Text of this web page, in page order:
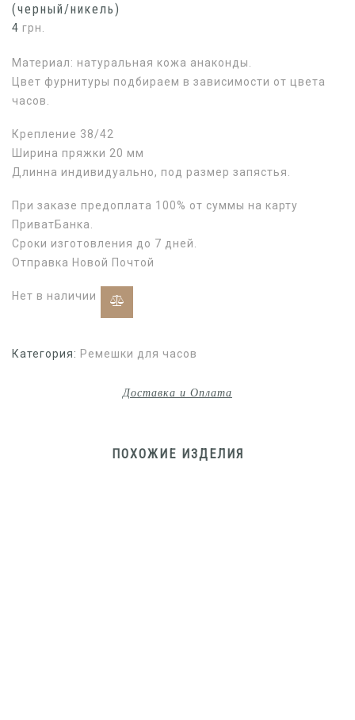
(черный/никель)
4 грн.
Материал: натуральная кожа анаконды.
Цвет фурнитуры подбираем в зависимости от цвета
часов.
Крепление 38/42
Ширина пряжки 20 мм
Длинна индивидуально, под размер запястья.
При заказе предоплата 100% от суммы на карту
ПриватБанка.
Сроки изготовления до 7 дней.
Отправка Новой Почтой
Нет в наличии
Категория: Ремешки для часов
Доставка и Оплата
ПОХОЖИЕ ИЗДЕЛИЯ